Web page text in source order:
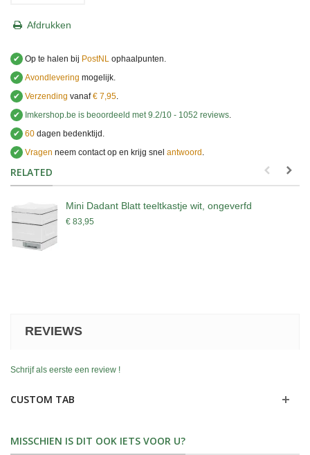
Afdrukken
✔ Op te halen bij PostNL ophaalpunten.
✔ Avondlevering mogelijk.
✔ Verzending vanaf€ 7,95.
✔
Imkershop.be is beoordeeld met9.2/10 - 1052 reviews.
✔ 60 dagen bedenktijd.
✔ Vragen neem contact op en krijg snel antwoord .
RELATED
Mini Dadant Blatt teeltkastje wit, ongeverfd
€ 83,95
REVIEWS
Schrijf als eerste een review !
CUSTOM TAB
MISSCHIEN IS DIT OOK IETS VOOR U?